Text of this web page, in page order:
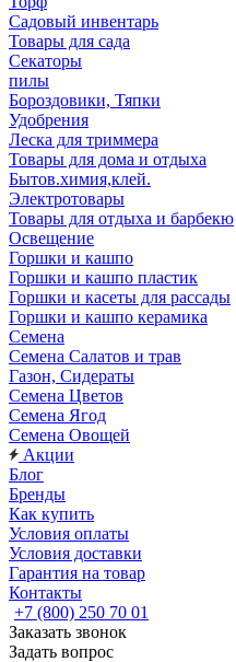
Садовый инвентарь
Товары для сада
Секаторы
пилы
Бороздовики, Тяпки
Удобрения
Леска для триммера
Товары для дома и отдыха
Бытов.химия,клей.
Электротовары
Товары для отдыха и барбекю
Освещение
Горшки и кашпо
Горшки и кашпо пластик
Горшки и касеты для рассады
Горшки и кашпо керамика
Семена
Семена Салатов и трав
Газон, Сидераты
Семена Цветов
Семена Ягод
Семена Овощей
Акции
Блог
Бренды
Как купить
Условия оплаты
Условия доставки
Гарантия на товар
Контакты
+7 (800) 250 70 01
Заказать звонок
Задать вопрос